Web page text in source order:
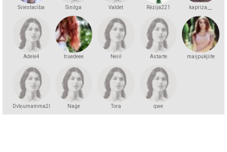
Sviestaciba Sinilga Valdet Rēzija221 kapriza__
Adele4 truedeee Neiil Astarte maijpukjiite
Dvīņumamma2025 Naģe Tora qwe